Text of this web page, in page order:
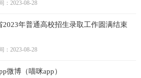
：2023-08-28
2023年普通高校招生录取工作圆满结束
：2023-08-28
微博（喵咪app）